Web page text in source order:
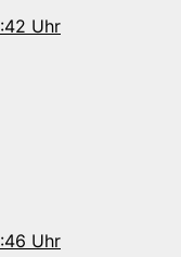
Uhr
Uhr